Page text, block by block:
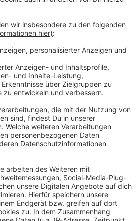
gilt nur noch als
der Walsumbahn soll künftig
genutzt werden. Bei der
hat das Gutachten erstmals
miteinberechnet. Insgesamt
Nutzen neun Mal höher ist als die
die Kosten um 30 Prozent
Ausbauvariante demnach noch
Ausschuss des VRR
ausgesprochen. Deshalb wird
gerechnet.